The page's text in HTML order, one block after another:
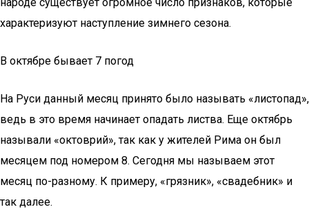
характеризуют наступление зимнего сезона.
В октябре бывает 7 погод
На Руси данный месяц принято было называть «листопад»,
ведь в это время начинает опадать листва. Еще октябрь
называли «октоврий», так как у жителей Рима он был
месяцем под номером 8. Сегодня мы называем этот
месяц по-разному. К примеру, «грязник», «свадебник» и
так далее.